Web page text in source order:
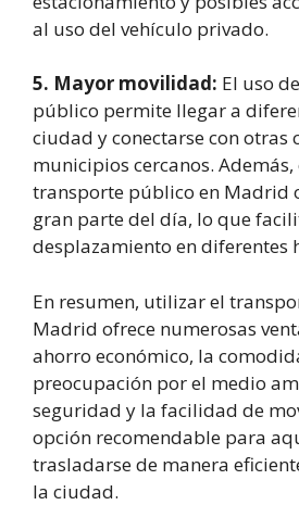
al uso del vehículo privado.
5. Mayor movilidad: El uso
público permite llegar a
ciudad y conectarse con otras
municipios cercanos.
transporte público en Madrid
gran parte del día, lo que
desplazamiento en diferentes
En resumen, utilizar el
Madrid ofrece numerosas
ahorro económico, la
preocupación por el medio
seguridad y la facilidad de
opción recomendable para
trasladarse de manera
la ciudad.